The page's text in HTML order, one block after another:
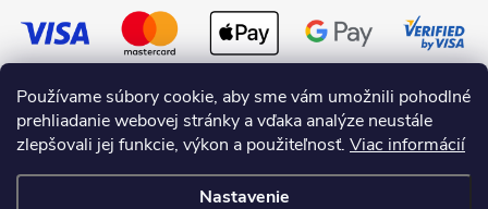
Používame súbory cookie, aby sme vám umožnili pohodlné
prehliadanie webovej stránky a vďaka analýze neustále
zlepšovali jej funkcie, výkon a použiteľnosť. Viac informácií
Nastavenie